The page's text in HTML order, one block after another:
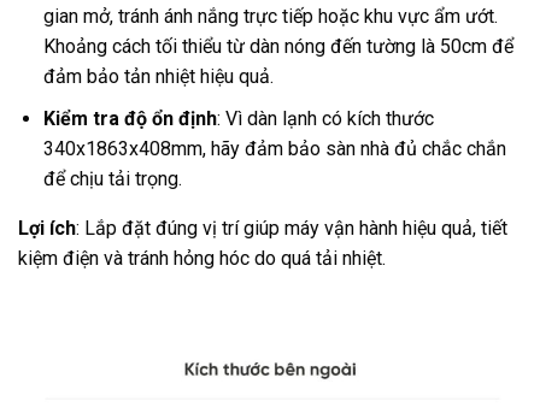
gian mở, tránh ánh nắng trực tiếp hoặc khu vực ẩm ướt.
Khoảng cách tối thiểu từ dàn nóng đến tường là 50cm để
đảm bảo tản nhiệt hiệu quả.
Kiểm tra độ ổn định: Vì dàn lạnh có kích thước
340x1863x408mm, hãy đảm bảo sàn nhà đủ chắc chắn
để chịu tải trọng.
Lợi ích: Lắp đặt đúng vị trí giúp máy vận hành hiệu quả, tiết
kiệm điện và tránh hỏng hóc do quá tải nhiệt.